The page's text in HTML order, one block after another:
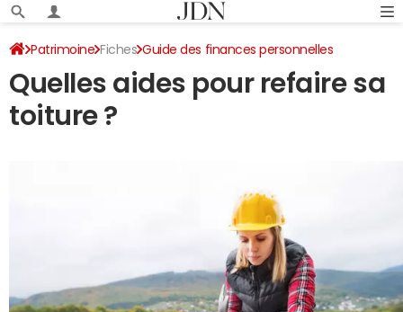
Patrimoine Fiches Guide des finances personnelles
Aides financières
Quelles aides pour refaire sa
toiture ?